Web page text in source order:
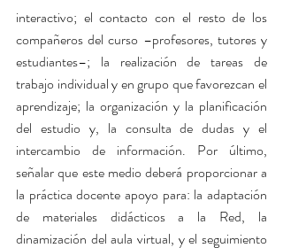
interactivo; el contacto con el resto de los
compañeros del curso –profesores, tutores y
estudiantes–; la realización de tareas de
trabajo individual y en grupo que favorezcan el
aprendizaje; la organización y la planificación
del estudio y, la consulta de dudas y el
intercambio de información. Por último,
señalar que este medio deberá proporcionar a
la práctica docente apoyo para: la adaptación
de materiales didácticos a la Red, la
dinamización del aula virtual, y el seguimiento